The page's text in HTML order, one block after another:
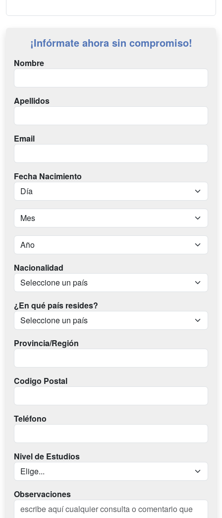
¡Infórmate ahora sin compromiso!
Nombre
Apellidos
Email
Fecha Nacimiento
Nacionalidad
¿En qué país resides?
Provincia/Región
Codigo Postal
Teléfono
Nivel de Estudios
Observaciones